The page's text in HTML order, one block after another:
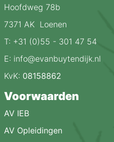
Hoofdweg 78b
7371 AK Loenen
T: +31 (0)55 - 301 47 54
E: info@evanbuytendijk.nl
KvK: 08158862
Voorwaarden
AV IEB
AV Opleidingen